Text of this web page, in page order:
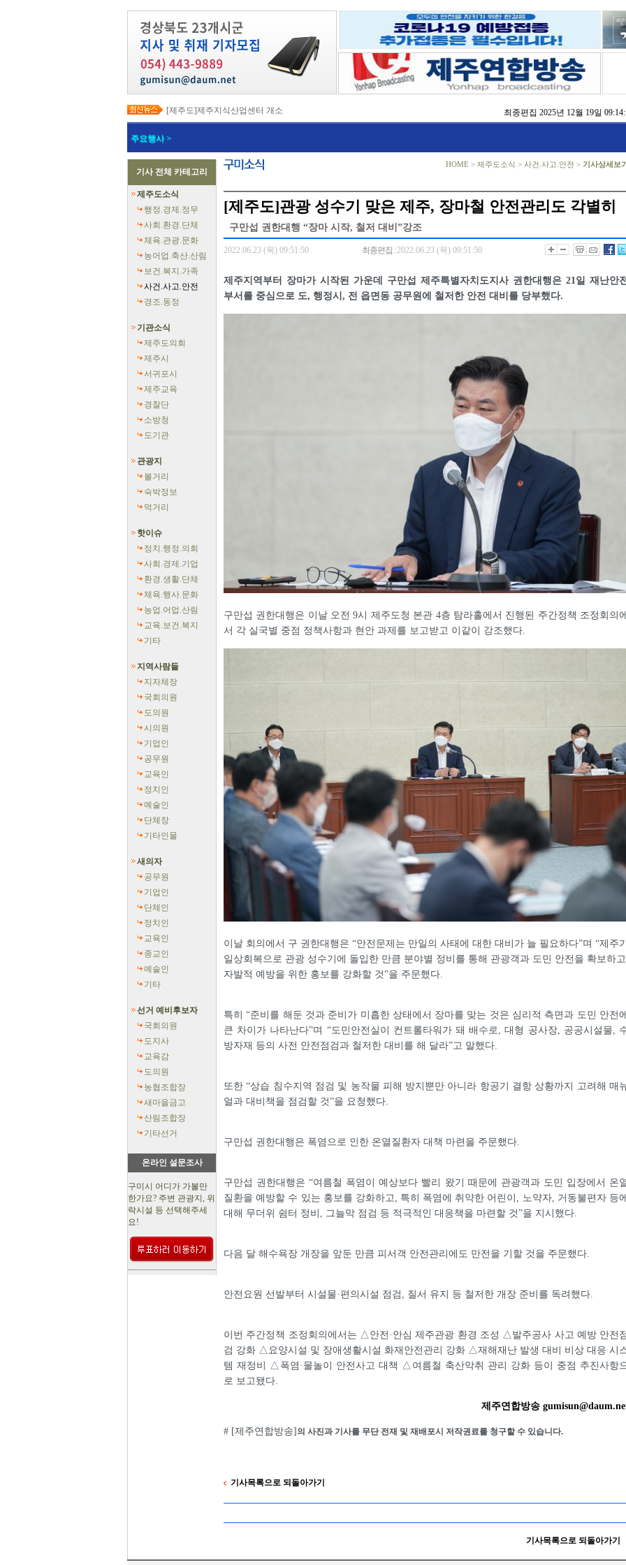
[제주도]제주지식산업센터 개소
[제주도]택배노동자 안전 강화와 이동노동자 쉼터 확충 추진
[제주도]지방상수도 현대화로 유수율 89% 달성…누수 저감 전국 1위
[제주도]전국 재난응급의료 종합훈련대회 ‘도상훈련’ 부문 최우수상 수상
[제주도]‘도민과 함께 만드는 더 안전한 제주’ 토론회 개최
[제주도]지자체 정보통신 우수사례 발표대회서 행안부 장관상 수상
[제주도]한림 자두 ‘프룬’ 첫 출하
[제주도]2026년 핵심사업 국비 265억 건의… 가파도 탄소중립·BRT·스마트가공센터 추진
[제주도]전 도민 소비쿠폰 지급 총력
최종편집 2025년 12월 19일
주요행사 >
기사 전체 카테고리
제주도소식
행정.경제.정무
사회.환경.단체
체육.관광.문화
농어업.축산.산림
보건.복지.가족
사건.사고.안전
경조.동정
기관소식
제주도의회
제주시
서귀포시
제주교육
경찰단
소방청
도기관
관광지
볼거리
숙박정보
먹거리
핫이슈
정치.행정.의회
사회.경제.기업
환경.생활.단체
체육.행사.문화
농업.어업.산림
교육.보건.복지
기타
지역사람들
지자체장
국회의원
도의원
시의원
기업인
공무원
교육인
정치인
예술인
단체장
기타인물
새의자
공무원
기업인
단체인
정치인
교육인
종교인
예술인
기타
선거 예비후보자
국회의원
도지사
교육감
도의원
농협조합장
새마을금고
산림조합장
기타선거
온라인 설문조사
구미시 어디가 가볼만
한가요? 주변 관광지, 위
락시설 등 선택해주세
요!
HOME > 제주도소식 > 사건.사고.안전 > 기사상세보
[제주도]관광 성수기 맞은 제주, 장마철 안전관리도 각별히
구만섭 권한대행 “장마 시작, 철저 대비”강조
2022.06.23 (목) 09:51:50 최종편집 :2022.06.23 (목) 09:51:50
제주지역부터 장마가 시작된 가운데 구만섭 제주특별자치도지사 권한대행은 21일 재난안
부서를 중심으로 도, 행정시, 전 읍면동 공무원에 철저한 안전 대비를 당부했다.
구만섭 권한대행은 이날 오전 9시 제주도청 본관 4층 탐라홀에서 진행된 주간정책 조정회의에
서 각 실국별 중점 정책사항과 현안 과제를 보고받고 이같이 강조했다.
이날 회의에서 구 권한대행은 “안전문제는 만일의 사태에 대한 대비가 늘 필요하다”며 “제주
일상회복으로 관광 성수기에 돌입한 만큼 분야별 정비를 통해 관광객과 도민 안전을 확보하
자발적 예방을 위한 홍보를 강화할 것”을 주문했다.
특히 “준비를 해둔 것과 준비가 미흡한 상태에서 장마를 맞는 것은 심리적 측면과 도민 안전에
큰 차이가 나타난다”며 “도민안전실이 컨트롤타워가 돼 배수로, 대형 공사장, 공공시설물,
방자재 등의 사전 안전점검과 철저한 대비를 해 달라”고 말했다.
또한 “상습 침수지역 점검 및 농작물 피해 방지뿐만 아니라 항공기 결항 상황까지 고려해 매
얼과 대비책을 점검할 것”을 요청했다.
구만섭 권한대행은 폭염으로 인한 온열질환자 대책 마련을 주문했다.
구만섭 권한대행은 “여름철 폭염이 예상보다 빨리 왔기 때문에 관광객과 도민 입장에서 온
질환을 예방할 수 있는 홍보를 강화하고, 특히 폭염에 취약한 어린이, 노약자, 거동불편자 등에
대해 무더위 쉼터 정비, 그늘막 점검 등 적극적인 대응책을 마련할 것”을 지시했다.
다음 달 해수욕장 개장을 앞둔 만큼 피서객 안전관리에도 만전을 기할 것을 주문했다.
안전요원 선발부터 시설물·편의시설 점검, 질서 유지 등 철저한 개장 준비를 독려했다.
이번 주간정책 조정회의에서는 △안전·안심 제주관광 환경 조성 △발주공사 사고 예방 안전
검 강화 △요양시설 및 장애생활시설 화재안전관리 강화 △재해재난 발생 대비 비상 대응 시
템 재정비 △폭염·물놀이 안전사고 대책 △여름철 축산악취 관리 강화 등이 중점 추진사항
로 보고됐다.
제주연합방송
# [제주연합방송]의 사진과 기사를 무단 전재 및 재배포시 저작권료를 청구할 수 있습니다.
기사목록으로 되돌아가기
기사목록으로 되돌아가기